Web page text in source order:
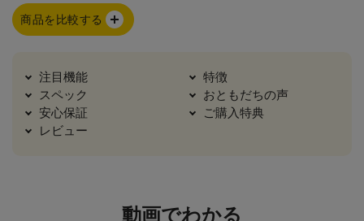
商品を比較する
注目機能
特徴
スペック
おともだちの声
安心保証
ご購入特典
レビュー
動画でわかる